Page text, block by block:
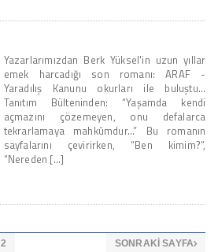
Yazarlarımızdan Berk Yüksel'in uzun yıllar
emek harcadığı son romanı: ARAF -
Yaradılış Kanunu okurları ile buluştu...
Tanıtım Bülteninden: “Yaşamda kendi
açmazını çözemeyen, onu defalarca
tekrarlamaya mahkûmdur...” Bu romanın
sayfalarını çevirirken, “Ben kimim?”,
“Nereden [...]
2 SONRAKI SAYFA